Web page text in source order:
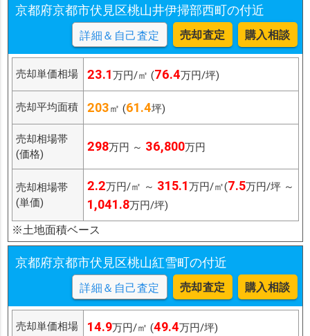
京都府京都市伏見区桃山井伊掃部西町の付近
詳細＆自己査定 売却査定 購入相談
売却単価相場 23.1万円/㎡ (76.4万円/坪)
売却平均面積 203㎡ (61.4坪)
売却相場帯
(価格)
298万円 ～ 36,800万円
売却相場帯
(単価)
2.2万円/㎡ ～ 315.1万円/㎡(7.5万円/坪 ～
1,041.8万円/坪)
※土地面積ベース
京都府京都市伏見区桃山紅雪町の付近
詳細＆自己査定 売却査定 購入相談
売却単価相場 14.9万円/㎡ (49.4万円/坪)